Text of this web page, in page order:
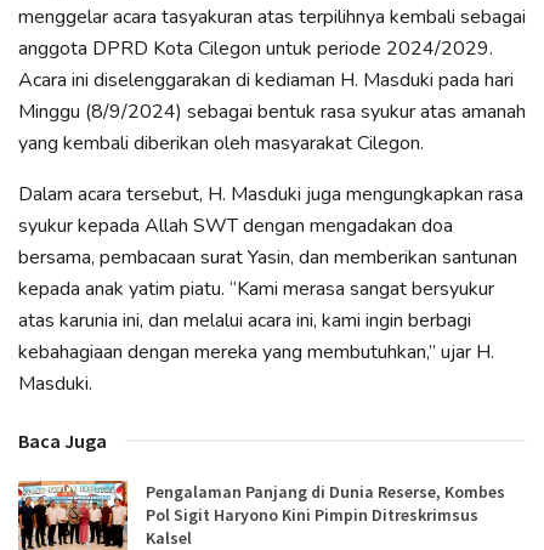
menggelar acara tasyakuran atas terpilihnya kembali sebagai
anggota DPRD Kota Cilegon untuk periode 2024/2029.
Acara ini diselenggarakan di kediaman H. Masduki pada hari
Minggu (8/9/2024) sebagai bentuk rasa syukur atas amanah
yang kembali diberikan oleh masyarakat Cilegon.
Dalam acara tersebut, H. Masduki juga mengungkapkan rasa
syukur kepada Allah SWT dengan mengadakan doa
bersama, pembacaan surat Yasin, dan memberikan santunan
kepada anak yatim piatu. “Kami merasa sangat bersyukur
atas karunia ini, dan melalui acara ini, kami ingin berbagi
kebahagiaan dengan mereka yang membutuhkan,” ujar H.
Masduki.
Baca Juga
Pengalaman Panjang di Dunia Reserse, Kombes
Pol Sigit Haryono Kini Pimpin Ditreskrimsus
Kalsel